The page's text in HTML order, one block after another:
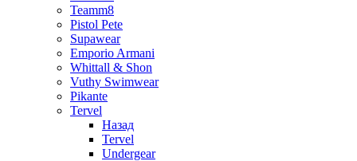
Teamm8
Pistol Pete
Supawear
Emporio Armani
Whittall & Shon
Vuthy Swimwear
Pikante
Tervel
Назад
Tervel
Undergear